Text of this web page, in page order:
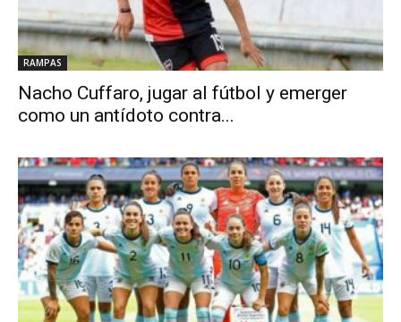
RAMPAS
Nacho Cuffaro, jugar al fútbol y emerger
como un antídoto contra...